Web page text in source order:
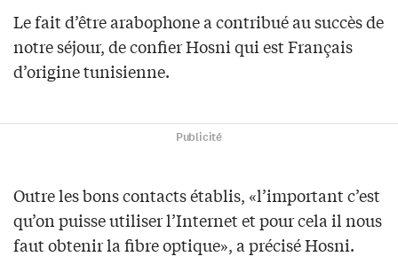
Le fait d’être arabophone a contribué au succès de
notre séjour, de confier Hosni qui est Français
d’origine tunisienne.
Publicité
Outre les bons contacts établis, «l’important c’est
qu’on puisse utiliser l’Internet et pour cela il nous
faut obtenir la fibre optique», a précisé Hosni.